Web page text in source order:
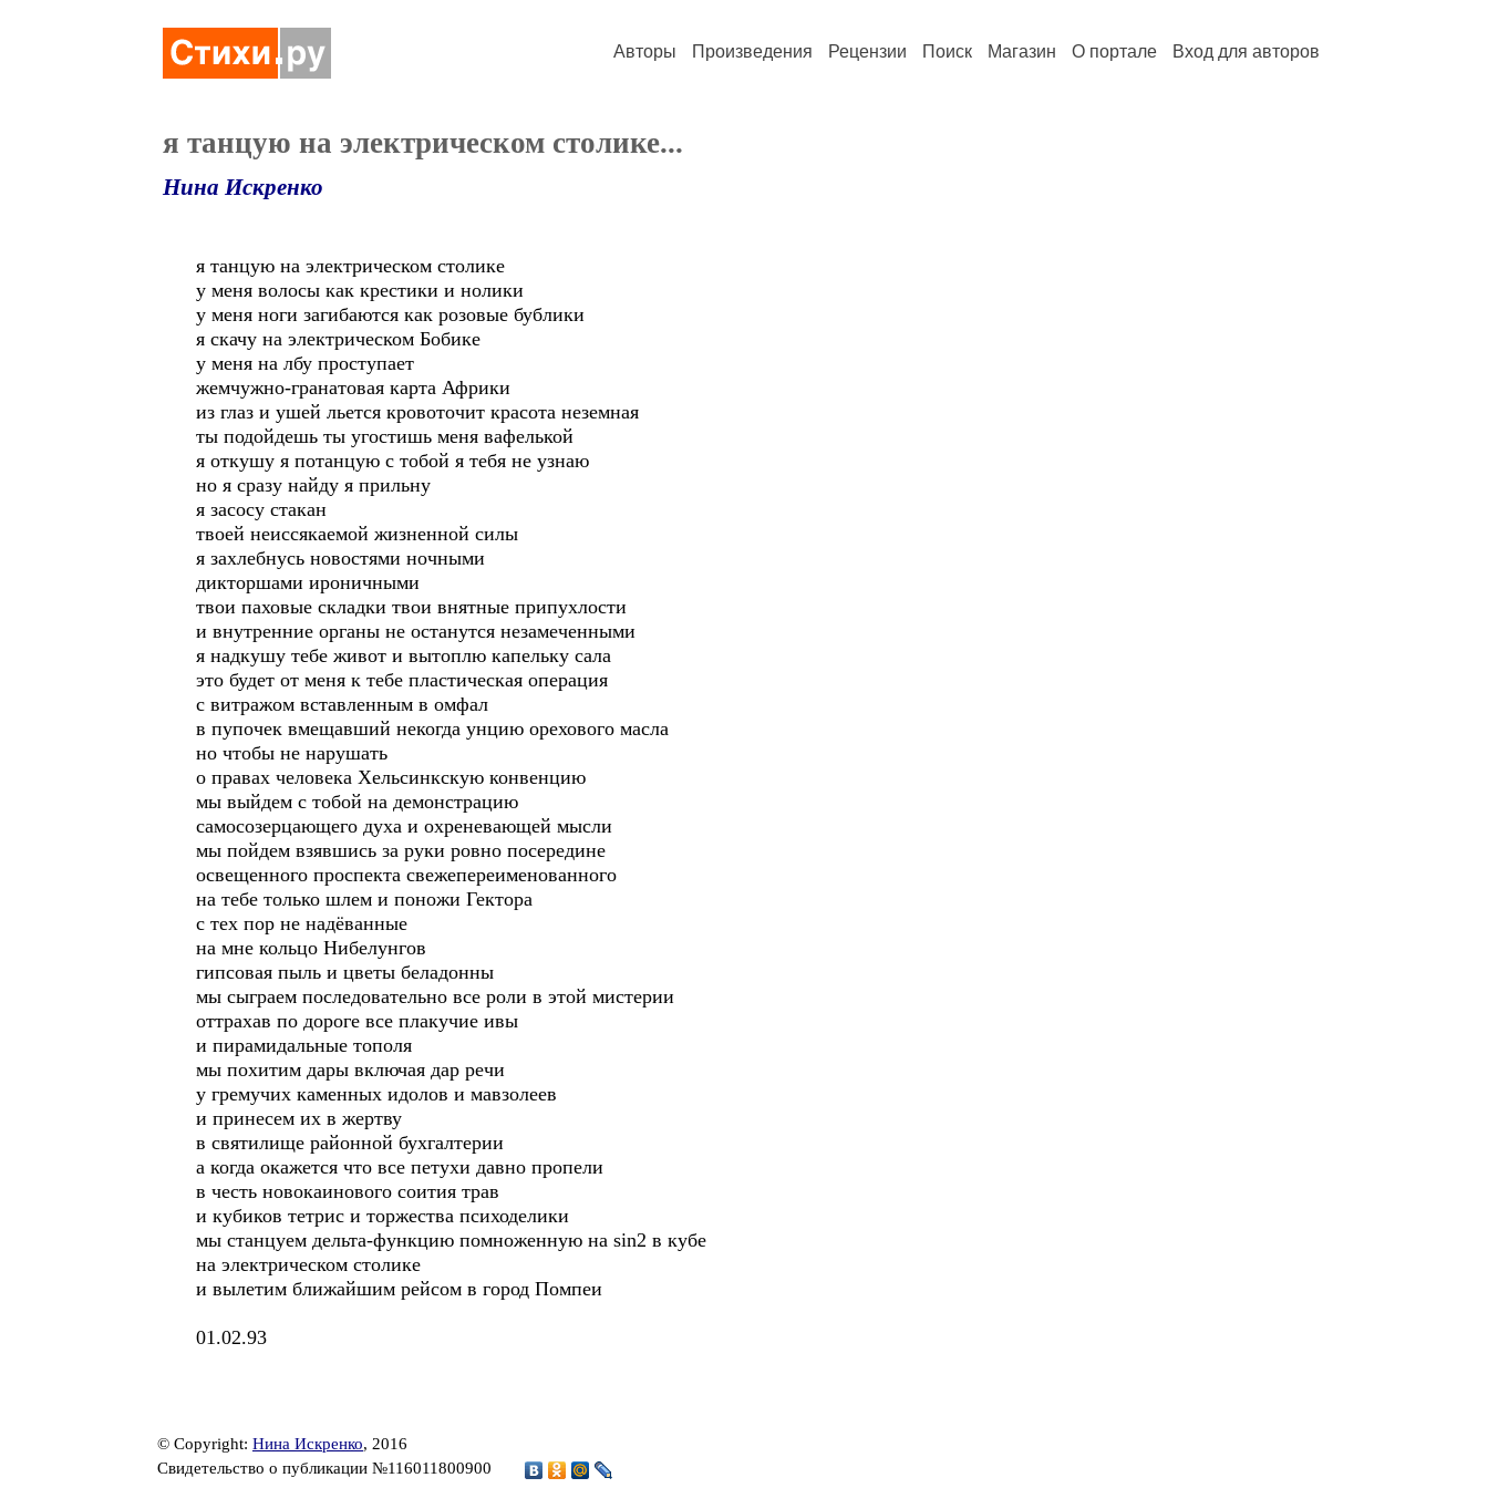
Авторы Произведения Рецензии Поиск Магазин О портале Вход для авторов
я танцую на электрическом столике...
Нина Искренко
я танцую на электрическом столике
у меня волосы как крестики и нолики
у меня ноги загибаются как розовые бублики
я скачу на электрическом Бобике
у меня на лбу проступает
жемчужно-гранатовая карта Африки
из глаз и ушей льется кровоточит красота неземная
ты подойдешь ты угостишь меня вафелькой
я откушу я потанцую с тобой я тебя не узнаю
но я сразу найду я прильну
я засосу стакан
твоей неиссякаемой жизненной силы
я захлебнусь новостями ночными
дикторшами ироничными
твои паховые складки твои внятные припухлости
и внутренние органы не останутся незамеченными
я надкушу тебе живот и вытоплю капельку сала
это будет от меня к тебе пластическая операция
с витражом вставленным в омфал
в пупочек вмещавший некогда унцию орехового масла
но чтобы не нарушать
о правах человека Хельсинкскую конвенцию
мы выйдем с тобой на демонстрацию
самосозерцающего духа и охреневающей мысли
мы пойдем взявшись за руки ровно посередине
освещенного проспекта свежепереименованного
на тебе только шлем и поножи Гектора
с тех пор не надёванные
на мне кольцо Нибелунгов
гипсовая пыль и цветы беладонны
мы сыграем последовательно все роли в этой мистерии
оттрахав по дороге все плакучие ивы
и пирамидальные тополя
мы похитим дары включая дар речи
у гремучих каменных идолов и мавзолеев
и принесем их в жертву
в святилище районной бухгалтерии
а когда окажется что все петухи давно пропели
в честь новокаинового соития трав
и кубиков тетрис и торжества психоделики
мы станцуем дельта-функцию помноженную на sin2 в кубе
на электрическом столике
и вылетим ближайшим рейсом в город Помпеи
01.02.93
© Copyright: Нина Искренко, 2016
Свидетельство о публикации №116011800900